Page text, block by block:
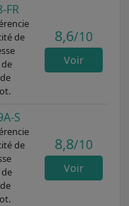
FR
de
8,6/10
Voir
S
de
8,8/10
Voir